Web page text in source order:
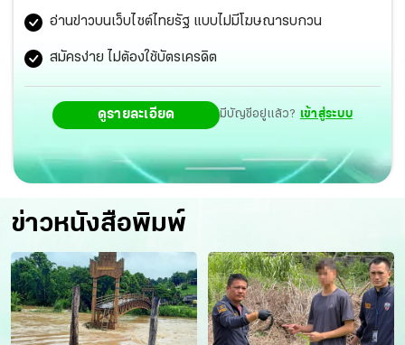
อ่านข่าวบนเว็บไซต์ไทยรัฐ แบบไม่มีโฆษณารบกวน
สมัครง่าย ไม่ต้องใช้บัตรเครดิต
ดูรายละเอียด มีบัญชีอยู่แล้ว? เข้าสู่ระบบ
ข่าวหนังสือพิมพ์